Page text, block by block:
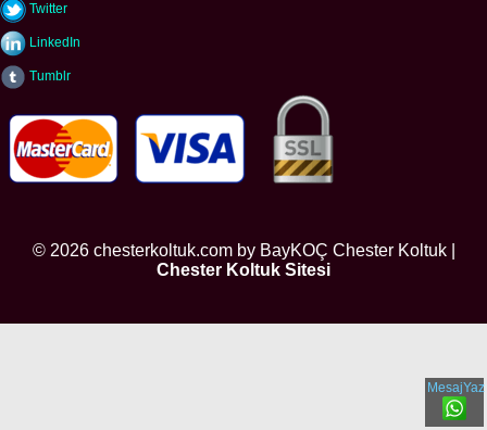
Twitter
LinkedIn
Tumblr
© 2026 chesterkoltuk.com by BayKOÇ Chester Koltuk |
Chester Koltuk Sitesi
MesajYaz